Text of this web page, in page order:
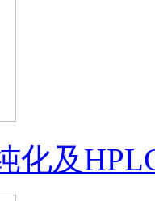
化及